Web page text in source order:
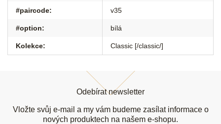
#paircode: v35
#option: bílá
Kolekce: Classic [/classic/]
Odebírat newsletter
Vložte svůj e-mail a my vám budeme zasílat informace o
nových produktech na našem e-shopu.